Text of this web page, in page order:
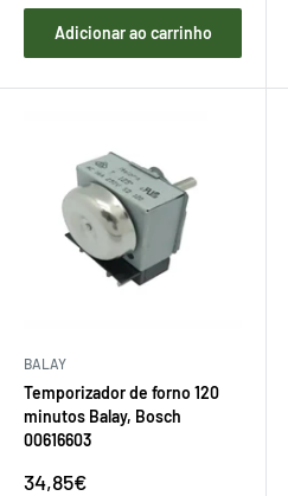
Adicionar ao carrinho
BALAY
Temporizador de forno 120
minutos Balay, Bosch
00616603
Preço
34,85€